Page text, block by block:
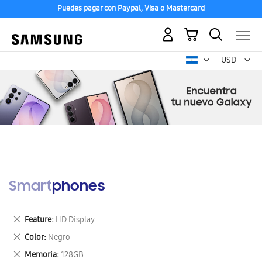
Puedes pagar con Paypal, Visa o Mastercard
USD -
dólar
Mi carrito
Smartphones
Feature HD Display
Eliminar
este
artículo
Color Negro
Eliminar
este
Memoria 128GB
Eliminar